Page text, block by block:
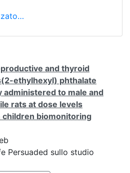
and thyroid
ethylhexyl) phthalate
administered to male and
rats at dose levels
biomonitoring
Persuaded sullo studio